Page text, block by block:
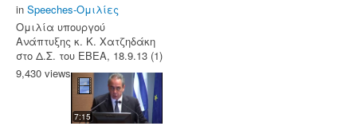
in Speeches-Ομιλίες
Ομιλία υπουργού
Ανάπτυξης κ. Κ. Χατζηδάκη
στο Δ.Σ. του ΕΒΕΑ, 18.9.13 (1)
9,430 views
7:15